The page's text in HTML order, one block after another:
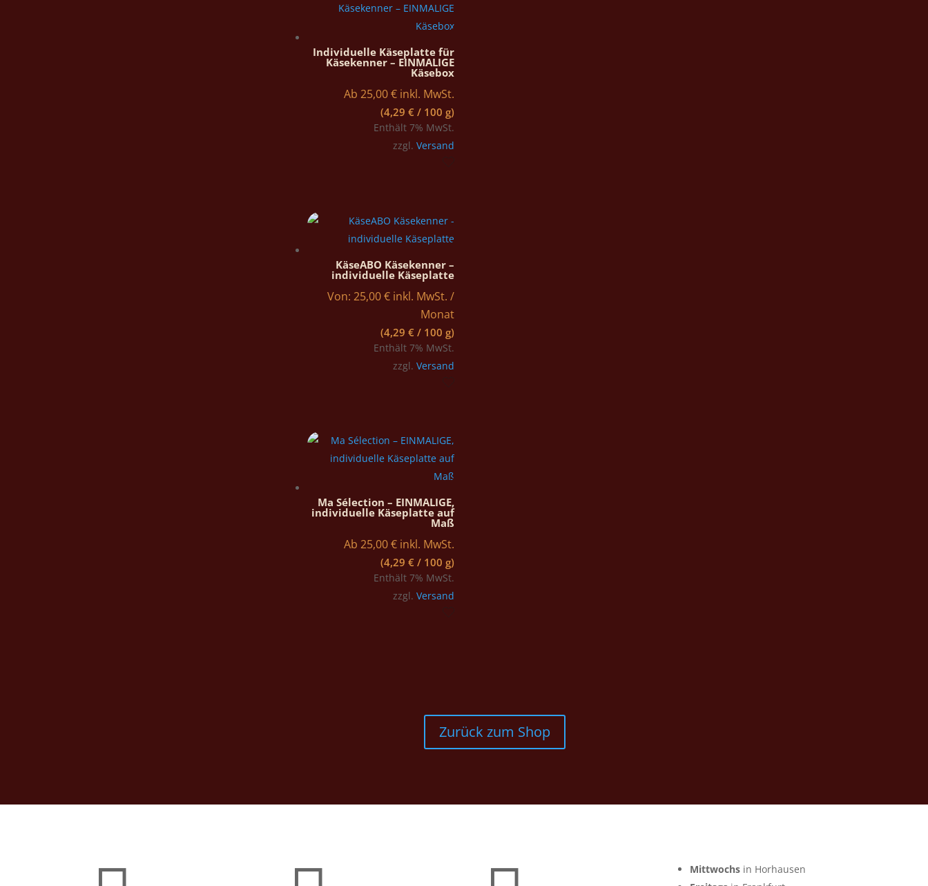
Individuelle Käseplatte für
Käsekenner – EINMALIGE
Käsebox
Ab 25,00€ inkl. MwSt.
(4,29€ / 100 g)
Enthält 7% MwSt.
zzgl.Versand
KäseABO Käsekenner –
individuelle Käseplatte
Von:25,00€ inkl. MwSt. /
Monat
(4,29€ / 100 g)
Enthält 7% MwSt.
zzgl.Versand
Ma Sélection – EINMALIGE,
individuelle Käseplatte auf
Maß
Ab 25,00€ inkl. MwSt.
(4,29€ / 100 g)
Enthält 7% MwSt.
zzgl.Versand
Zurück zum Shop
Mittwochs in Horhausen